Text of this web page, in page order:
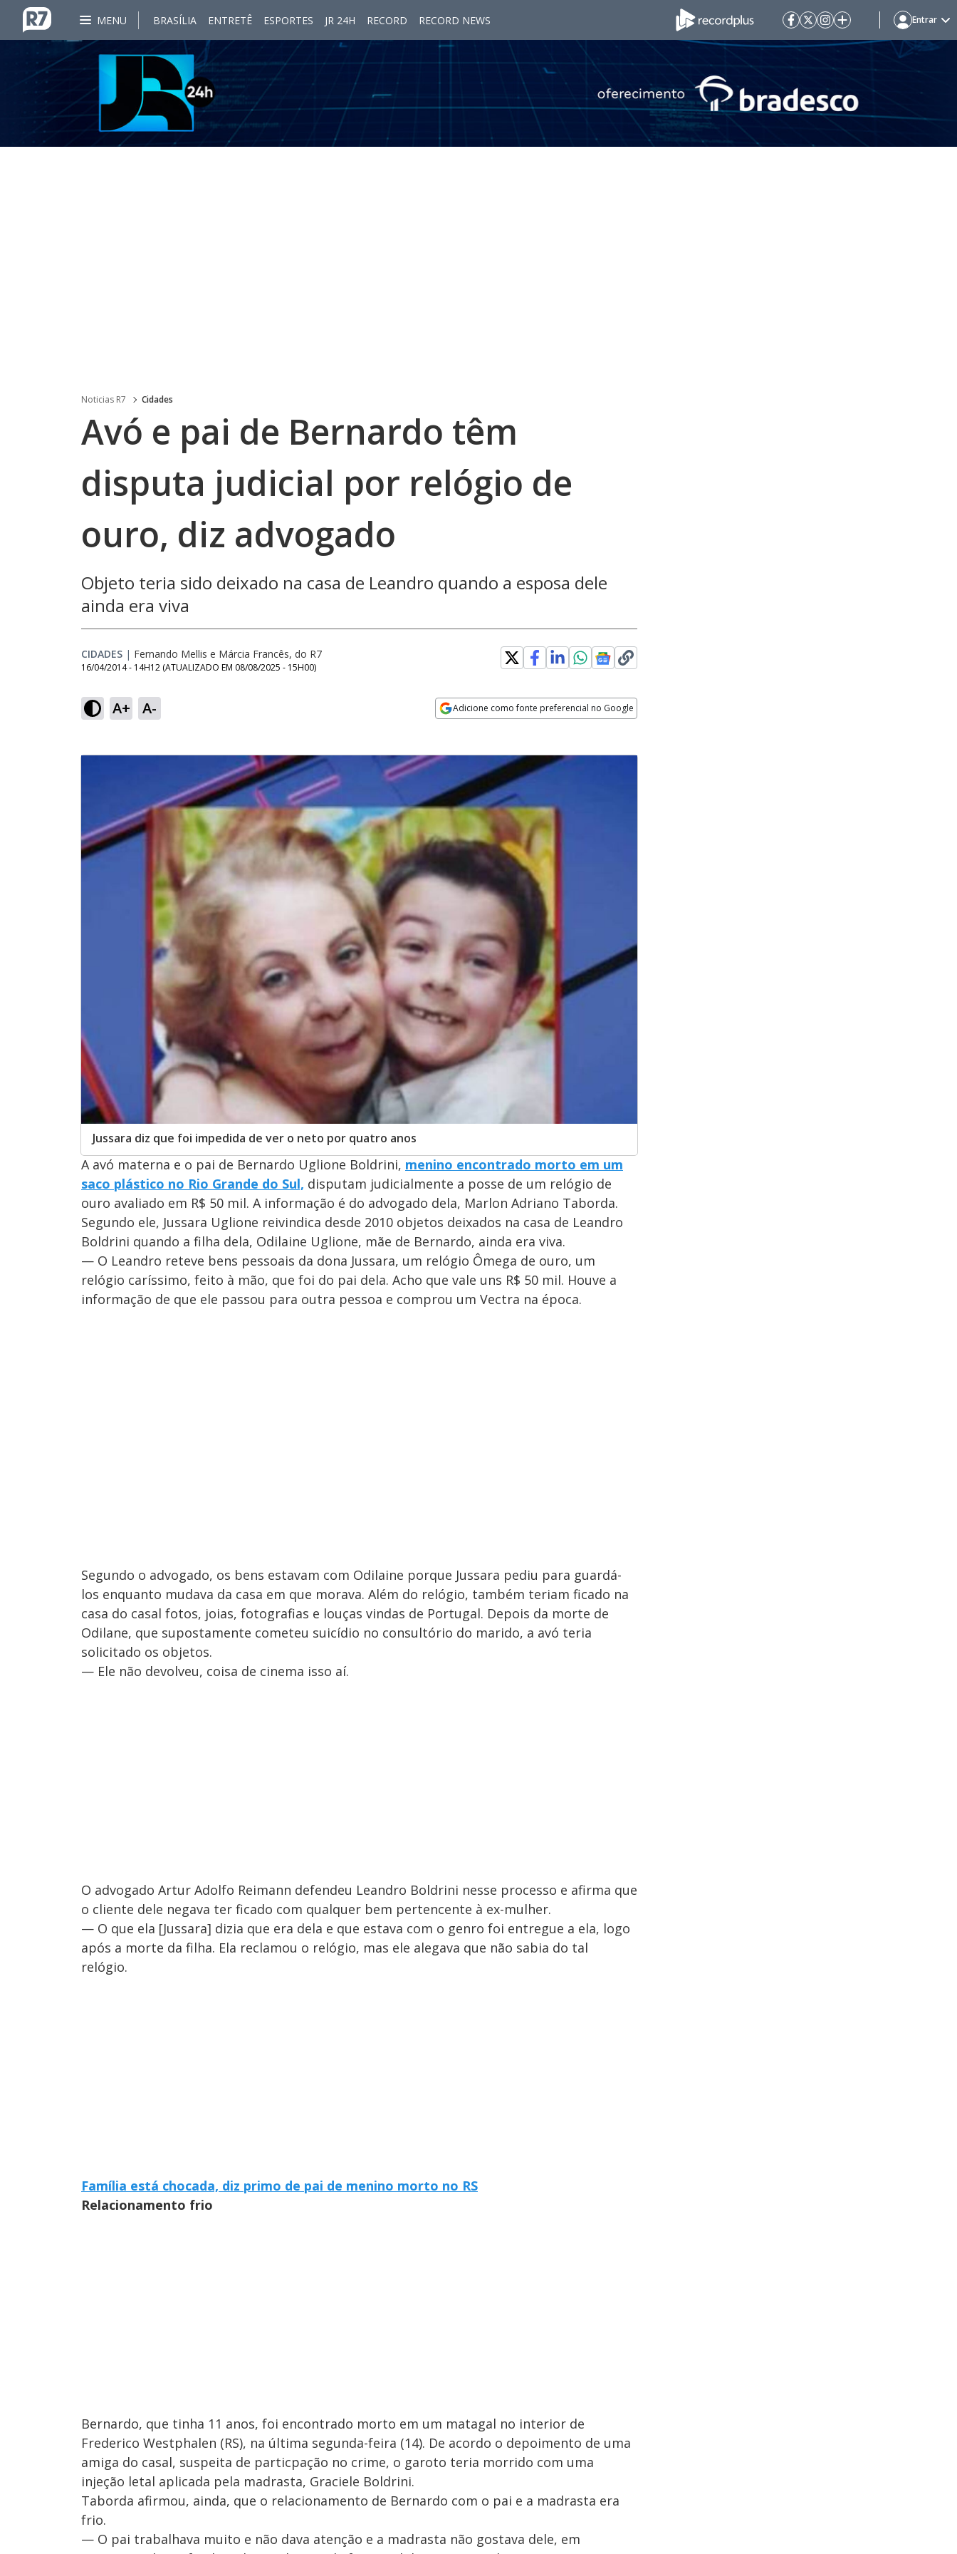
MENU BRASÍLIA ENTRETÊ ESPORTES JR 24H RECORD RECORD NEWS Entrar
Noticias R7 Cidades
Avó e pai de Bernardo têm
disputa judicial por relógio de
ouro, diz advogado
Objeto teria sido deixado na casa de Leandro quando a esposa dele
ainda era viva
CIDADES | Fernando Mellis e Márcia Francês, do R7
16/04/2014 - 14H12 (ATUALIZADO EM 08/08/2025 - 15H00)
A+ A- Adicione como fonte preferencial no Google
Jussara diz que foi impedida de ver o neto por quatro anos
A avó materna e o pai de Bernardo Uglione Boldrini, menino encontrado morto em um
saco plástico no Rio Grande do Sul, disputam judicialmente a posse de um relógio de
ouro avaliado em R$ 50 mil. A informação é do advogado dela, Marlon Adriano Taborda.
Segundo ele, Jussara Uglione reivindica desde 2010 objetos deixados na casa de Leandro
Boldrini quando a filha dela, Odilaine Uglione, mãe de Bernardo, ainda era viva.
— O Leandro reteve bens pessoais da dona Jussara, um relógio Ômega de ouro, um
relógio caríssimo, feito à mão, que foi do pai dela. Acho que vale uns R$ 50 mil. Houve a
informação de que ele passou para outra pessoa e comprou um Vectra na época.
Segundo o advogado, os bens estavam com Odilaine porque Jussara pediu para guardá-
los enquanto mudava da casa em que morava. Além do relógio, também teriam ficado na
casa do casal fotos, joias, fotografias e louças vindas de Portugal. Depois da morte de
Odilane, que supostamente cometeu suicídio no consultório do marido, a avó teria
solicitado os objetos.
— Ele não devolveu, coisa de cinema isso aí.
O advogado Artur Adolfo Reimann defendeu Leandro Boldrini nesse processo e afirma que
o cliente dele negava ter ficado com qualquer bem pertencente à ex-mulher.
— O que ela [Jussara] dizia que era dela e que estava com o genro foi entregue a ela, logo
após a morte da filha. Ela reclamou o relógio, mas ele alegava que não sabia do tal
relógio.
Família está chocada, diz primo de pai de menino morto no RS
Relacionamento frio
Bernardo, que tinha 11 anos, foi encontrado morto em um matagal no interior de
Frederico Westphalen (RS), na última segunda-feira (14). De acordo o depoimento de uma
amiga do casal, suspeita de particpação no crime, o garoto teria morrido com uma
injeção letal aplicada pela madrasta, Graciele Boldrini.
Taborda afirmou, ainda, que o relacionamento de Bernardo com o pai e a madrasta era
frio.
— O pai trabalhava muito e não dava atenção e a madrasta não gostava dele, em